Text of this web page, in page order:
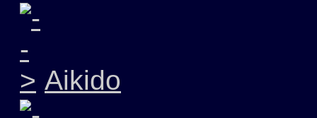
Aikido